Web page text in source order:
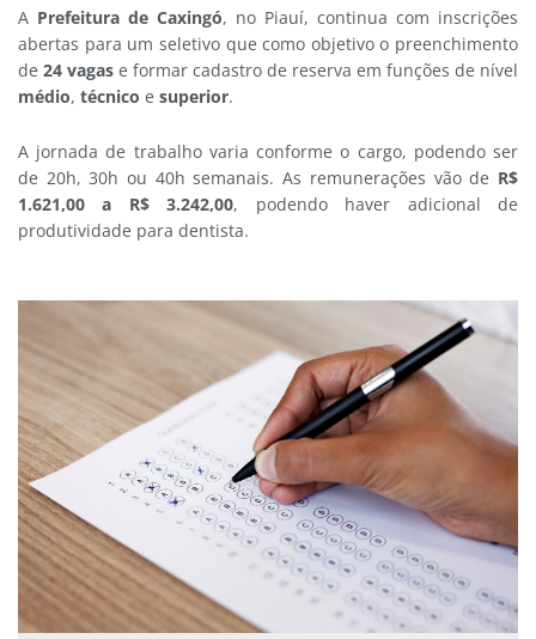
A Prefeitura de Caxingó, no Piauí, continua com inscrições
abertas para um seletivo que como objetivo o preenchimento
de 24 vagas e formar cadastro de reserva em funções de nível
médio, técnico e superior.
A jornada de trabalho varia conforme o cargo, podendo ser
de 20h, 30h ou 40h semanais. As remunerações vão de R$
1.621,00 a R$ 3.242,00, podendo haver adicional de
produtividade para dentista.